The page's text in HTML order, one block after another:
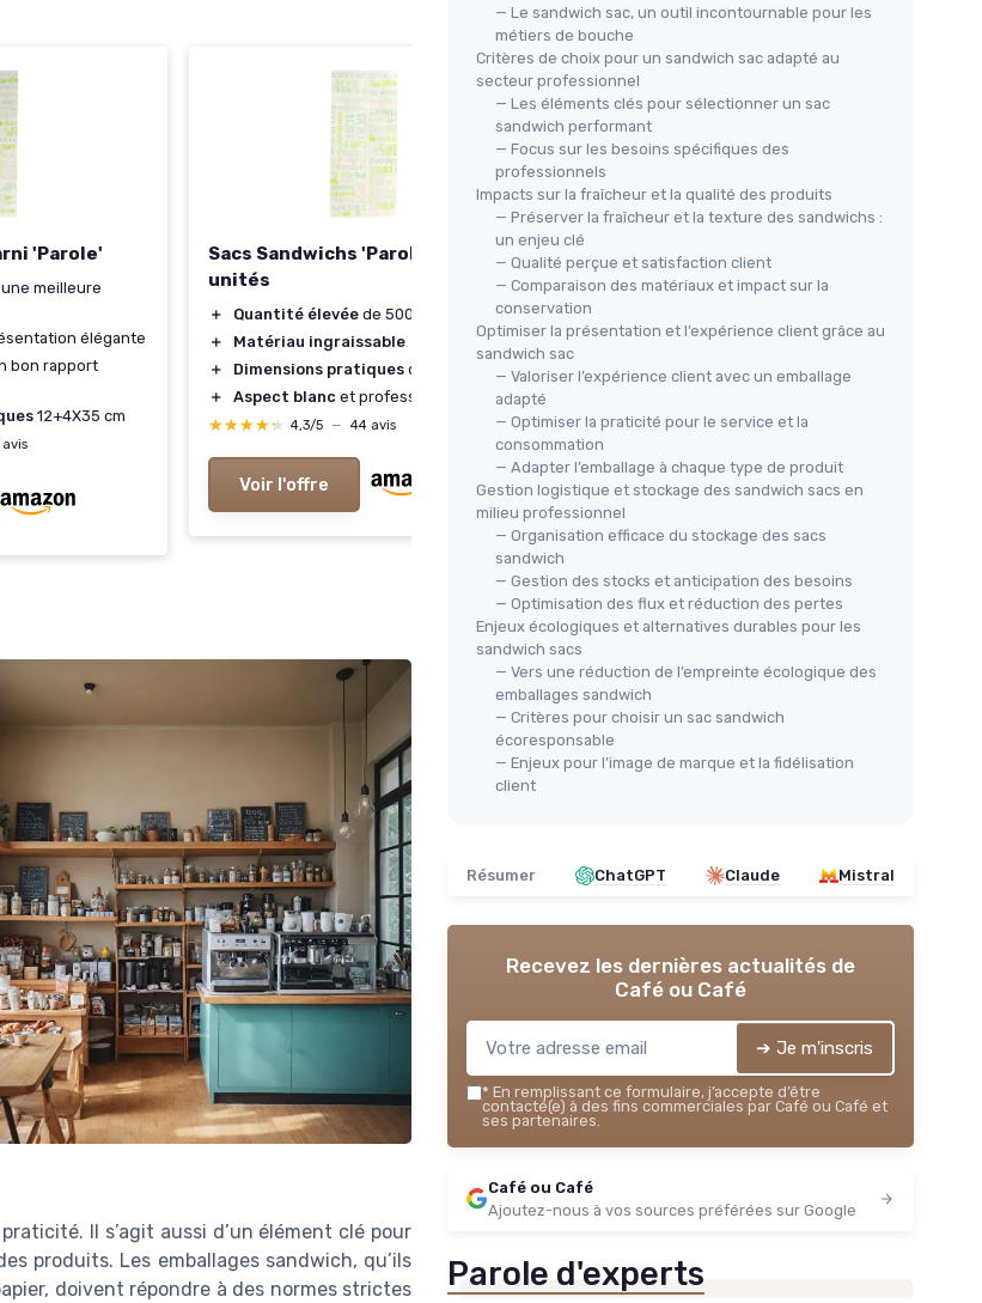
'Parole'
meilleure
élégante
bon rapport
12+4X35 cm
Sacs Sandwichs 'Parole' 500
unités
＋ Quantité élevée de 500 unités
＋
Matériau ingraissable
＋
Dimensions pratiques de 12+4x26 cm
＋
Aspect blanc et professionnel
★★★★★
★★★★★ 4,3/5 — 44 avis
Voir l'offre
Sacs à sandwich en papier - Lot
de 100
＋ Idéal pour l'école
＋ Parfait pour les pique-niques
＋
＋
Respectueux de l' environnement
Voir l'offre
Il s’agit aussi d’un élément clé pour
produits. Les emballages sandwich, qu’ils
doivent répondre à des normes strictes
— Le sandwich sac, un outil incontournable pour les
métiers de bouche
Critères de choix pour un sandwich sac adapté au
secteur professionnel
— Les éléments clés pour sélectionner un sac
sandwich performant
— Focus sur les besoins spécifiques des
professionnels
Impacts sur la fraîcheur et la qualité des produits
— Préserver la fraîcheur et la texture des sandwichs :
un enjeu clé
— Qualité perçue et satisfaction client
— Comparaison des matériaux et impact sur la
conservation
Optimiser la présentation et l’expérience client grâce au
sandwich sac
— Valoriser l’expérience client avec un emballage
adapté
— Optimiser la praticité pour le service et la
consommation
— Adapter l’emballage à chaque type de produit
Gestion logistique et stockage des sandwich sacs en
milieu professionnel
— Organisation efficace du stockage des sacs
sandwich
— Gestion des stocks et anticipation des besoins
— Optimisation des flux et réduction des pertes
Enjeux écologiques et alternatives durables pour les
sandwich sacs
— Vers une réduction de l’empreinte écologique des
emballages sandwich
— Critères pour choisir un sac sandwich
écoresponsable
— Enjeux pour l’image de marque et la fidélisation
client
Résumer ChatGPT Claude Mistral
Recevez les dernières actualités de
Café ou Café
➔ Je m'inscris
* En remplissant ce formulaire, j’accepte d’être
contacté(e) à des fins commerciales par Café ou Café et
ses partenaires.
Café ou Café
Ajoutez-nous à vos sources préférées sur Google
Parole d'experts